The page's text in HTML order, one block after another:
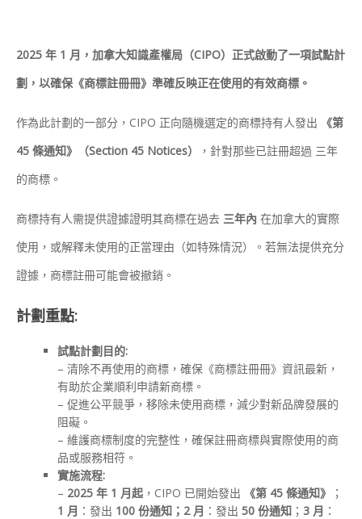
2025 年 1 月，加拿大知識產權局（CIPO）正式啟動了一項試點計
劃，以確保《商標註冊冊》準確反映正在使用的有效商標。
作為此計劃的一部分，CIPO 正向隨機選定的商標持有人發出
《第
45 條通知》（Section 45 Notices）
，針對那些已註冊超過 三年
的商標。
商標持有人需提供證據證明其商標在過去 三年內 在加拿大的實際
使用，或解釋未使用的正當理由（如特殊情況）。若無法提供充分
證據，商標註冊可能會被撤銷。
計劃重點:
試點計劃目的:
– 清除不再使用的商標，確保《商標註冊冊》資訊最新，
有助於企業順利申請新商標。
– 促進公平競爭，移除未使用商標，減少對新品牌發展的
阻礙。
– 維護商標制度的完整性，確保註冊商標與實際使用的商
品或服務相符。
實施流程:
– 2025 年 1 月起 ，CIPO 已開始發出 《第 45 條通知》
；
1 月 ：發出 100 份通知；2 月 ：發出 50 份通知 ； 3 月 ：